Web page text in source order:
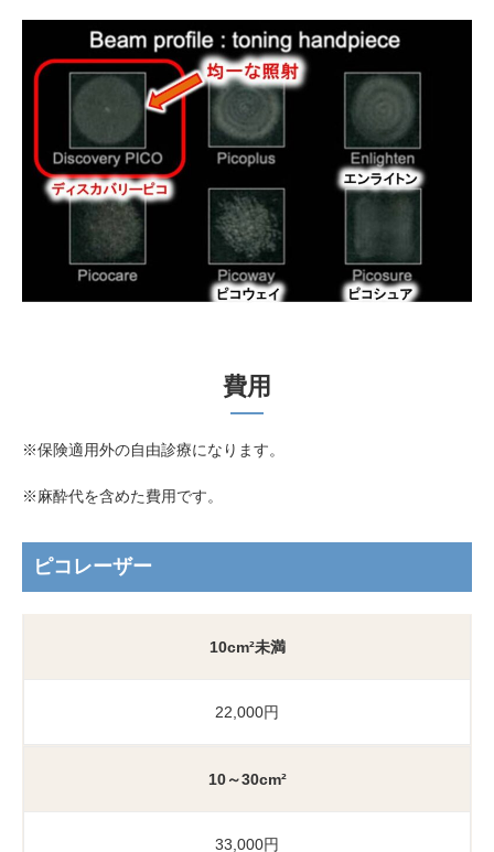
費用
※保険適用外の自由診療になります。
※麻酔代を含めた費用です。
ピコレーザー
10cm²未満
22,000円
10～30cm²
33,000円